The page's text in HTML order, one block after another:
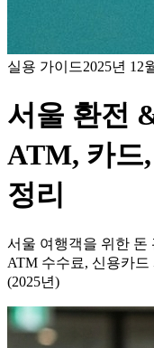
실용 가이드2025년 12
서울 환전
ATM, 카드
정리
서울 여행객을 위한 돈
ATM 수수료, 신용카드
(2025년)